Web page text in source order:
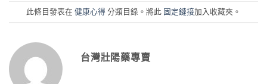
此條目發表在 健康心得分類目錄。將此 固定鏈接加入收藏夾。
台灣壯陽藥專賣